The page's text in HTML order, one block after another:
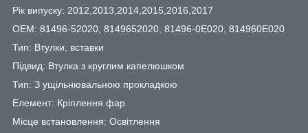
Рік випуску: 2012,2013,2014,2015,2016,2017
OEM: 81496-52020, 8149652020, 81496-0E020, 814960E020
Тип: Втулки, вставки
Підвид: Втулка з круглим капелюшком
Тип: З ущільнювальною прокладкою
Елемент: Кріплення фар
Місце встановлення: Освітлення